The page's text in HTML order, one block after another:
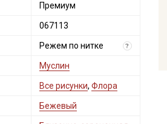
Премиум
067113
Режем по нитке ?
Муслин
Все рисунки, Флора
Бежевый